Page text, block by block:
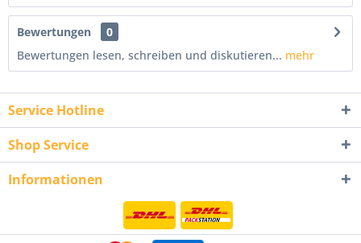
Bewertungen
0
Bewertungen lesen, schreiben und diskutieren... mehr
Service Hotline
Shop Service
Informationen